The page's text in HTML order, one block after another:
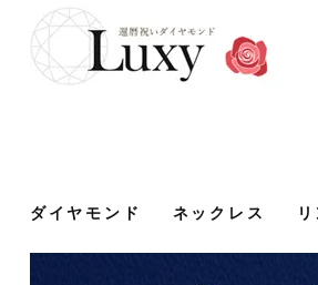
ダイヤモンド ネックレス